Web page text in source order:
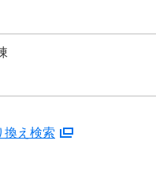
換え検索